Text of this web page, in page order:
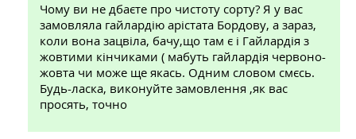
Чому ви не дбаєте про чистоту сорту? Я у вас
замовляла гайлардію арістата Бордову, а зараз,
коли вона зацвіла, бачу,що там є і Гайлардія з
жовтими кінчиками ( мабуть гайлардія червоно-
жовта чи може ще якась. Одним словом смєсь.
Будь-ласка, виконуйте замовлення ,як вас
просять, точно